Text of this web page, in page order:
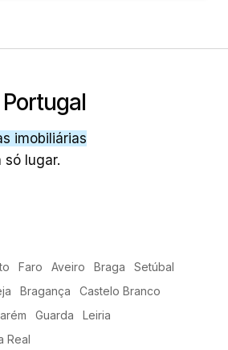
imobiliárias
só lugar.
Faro Aveiro Braga
Setúbal
Bragança
Castelo Branco
Guarda
Leiria
Real